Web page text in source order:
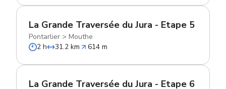
La Grande Traversée du Jura - Etape 5
Pontarlier > Mouthe
2 h
31.2 km 614 m
La Grande Traversée du Jura - Etape 6